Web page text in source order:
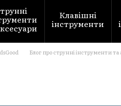
Клавішні
інструменти
Блог про струнні інструменти та